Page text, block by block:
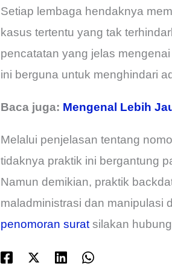
Setiap lembaga hendaknya
kasus tertentu yang tak
pencatatan yang jelas
ini berguna untuk menghindari
Baca juga: Mengenal Lebih
Melalui penjelasan tentang
tidaknya praktik ini bergantung
Namun demikian, praktik
maladministrasi dan manipulasi
penomoran suratsilakan